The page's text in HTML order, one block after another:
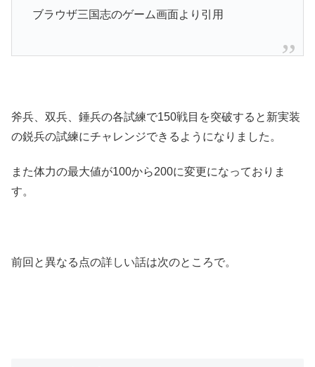
ブラウザ三国志のゲーム画面より引用
斧兵、双兵、錘兵の各試練で150戦目を突破すると新実装
の鋭兵の試練にチャレンジできるようになりました。
また体力の最大値が100から200に変更になっておりま
す。
前回と異なる点の詳しい話は次のところで。